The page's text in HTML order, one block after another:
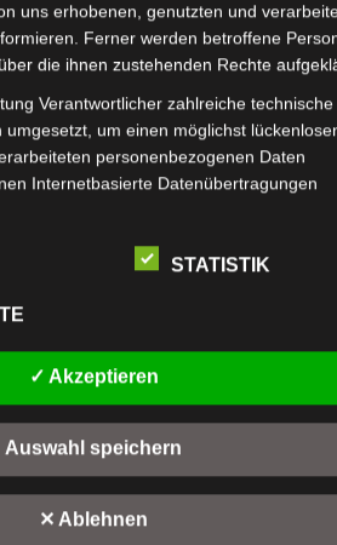
Gmund Visitenkarten Precioso
Visitenkarten
uns erhobenen, genutzten und
Ferner werden betroffene
die ihnen zustehenden Rechte
Verantwortlicher zahlreiche technische
um einen möglichst
personenbezogenen Daten
Internetbasierte Datenübertragungen
auch auf alternativen Wegen,
auf den Begrifflichkeiten, die durch den
beim Erlass der
wurden. Unsere
auch für unsere Kunden und
sein. Um dies zu gewährleisten, möchten
erläutern.
STATISTIK
✓ Akzeptieren
Auswahl speichern
✕ Ablehnen